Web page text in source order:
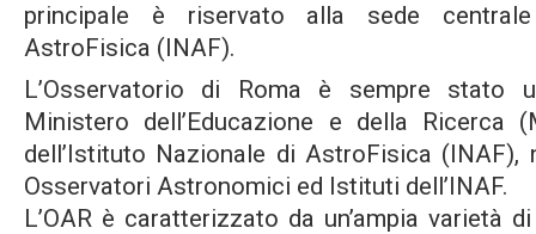
principale è riservato alla sede
AstroFisica (INAF).
L’Osservatorio di Roma è sempre stato
Ministero dell’Educazione e della Ricerca
dell’Istituto Nazionale di AstroFisica
Osservatori Astronomici ed Istituti dell’INAF.
L’OAR è caratterizzato da un’ampia varietà